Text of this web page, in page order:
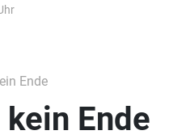
Ende
Ende